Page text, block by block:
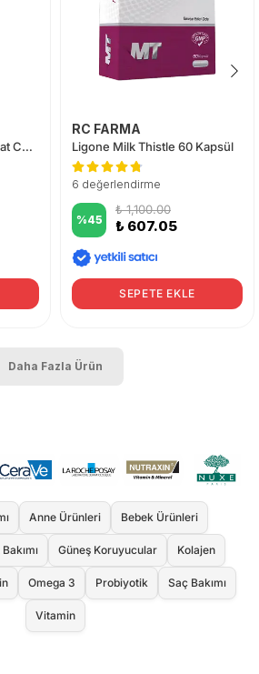
Ligone Magnezyum Sitrat Complex 60 Tablet
RC FARMA
Ligone Milk Thistle 60 Kapsül
6 değerlendirme
%45
₺ 1,100.00
₺ 607.05
SEPETE EKLE
Daha Fazla Ürün
Anne Ürünleri Bebek Ürünleri
Güneş Koruyucular Kolajen
Omega 3 Probiyotik Saç Bakımı
Vitamin